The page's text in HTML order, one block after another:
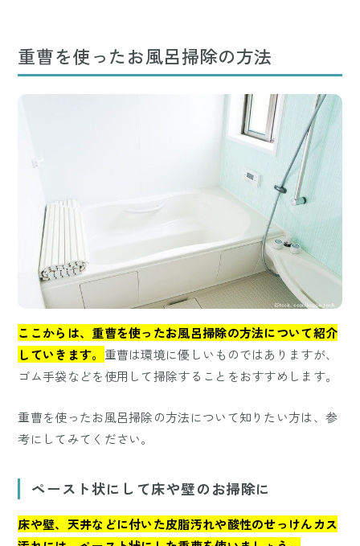
重曹を使ったお風呂掃除の方法
ここからは、重曹を使ったお風呂掃除の方法について紹介
していきます。 重曹は環境に優しいものではありますが、
ゴム手袋などを使用して掃除することをおすすめします。
重曹を使ったお風呂掃除の方法について知りたい方は、参
考にしてみてください。
ペースト状にして床や壁のお掃除に
床や壁、天井などに付いた皮脂汚れや酸性のせっけんカス